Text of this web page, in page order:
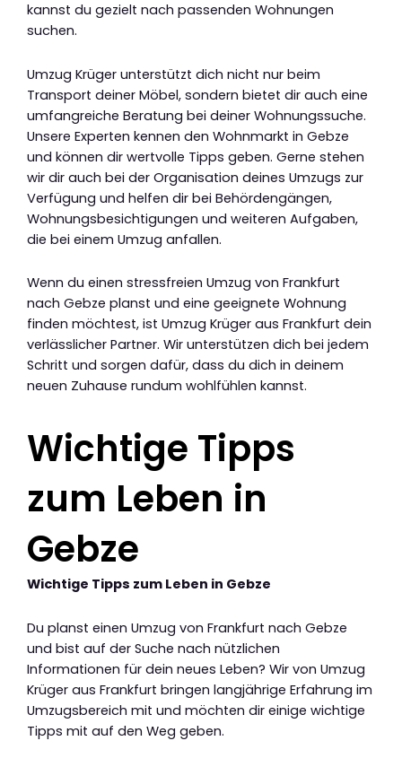
kannst du gezielt nach passenden Wohnungen
suchen.
Umzug Krüger unterstützt dich nicht nur beim
Transport deiner Möbel, sondern bietet dir auch eine
umfangreiche Beratung bei deiner Wohnungssuche.
Unsere Experten kennen den Wohnmarkt in Gebze
und können dir wertvolle Tipps geben. Gerne stehen
wir dir auch bei der Organisation deines Umzugs zur
Verfügung und helfen dir bei Behördengängen,
Wohnungsbesichtigungen und weiteren Aufgaben,
die bei einem Umzug anfallen.
Wenn du einen stressfreien Umzug von Frankfurt
nach Gebze planst und eine geeignete Wohnung
finden möchtest, ist Umzug Krüger aus Frankfurt dein
verlässlicher Partner. Wir unterstützen dich bei jedem
Schritt und sorgen dafür, dass du dich in deinem
neuen Zuhause rundum wohlfühlen kannst.
Wichtige Tipps
zum Leben in
Gebze
Wichtige Tipps zum Leben in Gebze
Du planst einen Umzug von Frankfurt nach Gebze
und bist auf der Suche nach nützlichen
Informationen für dein neues Leben? Wir von Umzug
Krüger aus Frankfurt bringen langjährige Erfahrung im
Umzugsbereich mit und möchten dir einige wichtige
Tipps mit auf den Weg geben.